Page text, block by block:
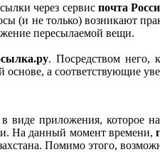
через сервис почта
(и не только) возникают
пересылаемой вещи.
. Посредством него,
а соответствующие
виде приложения, которое
На данный момент времени,
Помимо этого,